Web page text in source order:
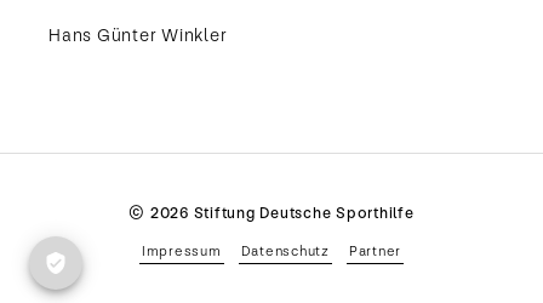
Hans Günter Winkler
© 2026 Stiftung Deutsche Sporthilfe
Impressum Datenschutz Partner